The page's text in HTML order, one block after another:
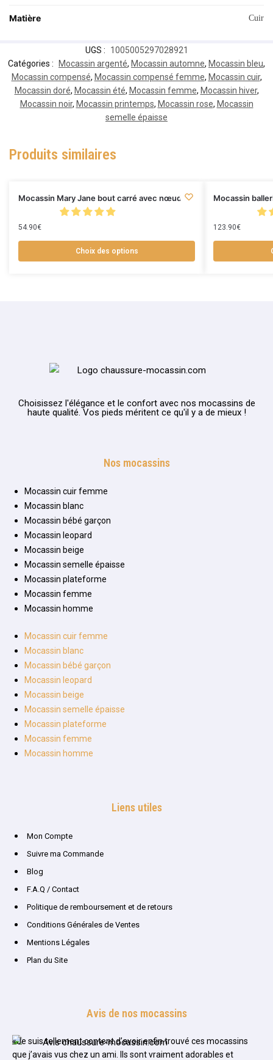
Matière Cuir
UGS :
1005005297028921
Catégories :
Mocassin argenté, Mocassin automne, Mocassin bleu,
Mocassin compensé, Mocassin compensé femme, Mocassin cuir,
Mocassin doré, Mocassin été, Mocassin femme, Mocassin hiver,
Mocassin noir, Mocassin printemps, Mocassin rose, Mocassin
semelle épaisse
Produits similaires
Mocassin Mary Jane bout carré avec nœud
54.90€
Choix des options
Mocassin
123.90€
Choisissez l'élégance et le confort avec nos mocassins de
haute qualité. Vos pieds méritent ce qu'il y a de mieux !
Nos mocassins
Mocassin cuir femme
Mocassin blanc
Mocassin bébé garçon
Mocassin leopard
Mocassin beige
Mocassin semelle épaisse
Mocassin plateforme
Mocassin femme
Mocassin homme
Mocassin cuir femme
Mocassin blanc
Mocassin bébé garçon
Mocassin leopard
Mocassin beige
Mocassin semelle épaisse
Mocassin plateforme
Mocassin femme
Mocassin homme
Liens utiles
Mon Compte
Suivre ma Commande
Blog
F.A.Q / Contact
Politique de remboursement et de retours
Conditions Générales de Ventes
Mentions Légales
Plan du Site
Avis de nos mocassins
«Je suis tellement content d’avoir enfin trouvé ces mocassins
que j’avais vus chez un ami. Ils sont vraiment adorables et